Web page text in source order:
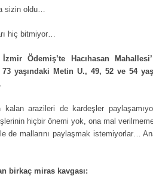
sizin oldu…
hiç bitmiyor…
İzmir Ödemiş’te Hacıhasan
73 yaşındaki Metin U., 49, 52 ve 54
kalan arazileri de kardeşler
hiçbir önemi yok, ona mal
de mallarını paylaşmak istemiyorlar…
birkaç miras kavgası: